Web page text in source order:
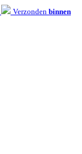
Verzonden binnen